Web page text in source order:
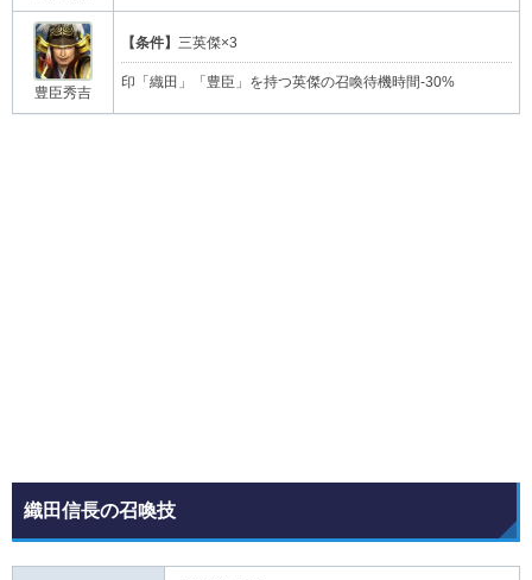
豊臣秀吉
【条件】 三英傑×3
印「織田」「豊臣」を持つ英傑の召喚待機時間-30%
織田信長の召喚技